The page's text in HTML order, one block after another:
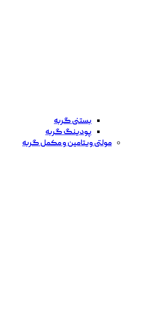
بستنی گربه
پودینگ گربه
مولتی ویتامین و مکمل گربه